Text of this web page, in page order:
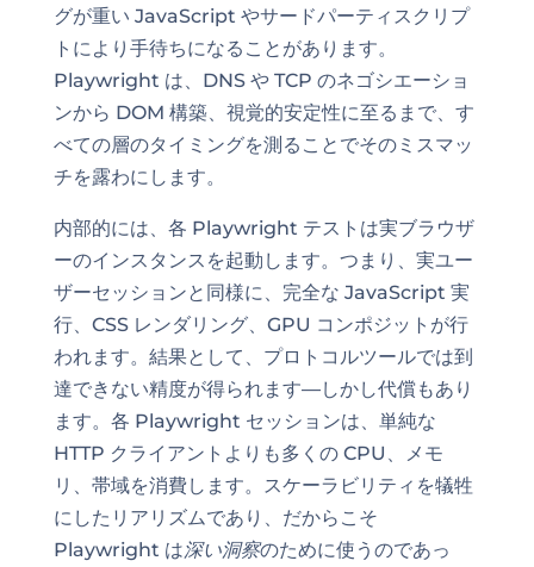
グが重い JavaScript やサードパーティスクリプ
トにより手待ちになることがあります。
Playwright は、DNS や TCP のネゴシエーショ
ンから DOM 構築、視覚的安定性に至るまで、す
べての層のタイミングを測ることでそのミスマッ
チを露わにします。
内部的には、各 Playwright テストは実ブラウザ
ーのインスタンスを起動します。つまり、実ユー
ザーセッションと同様に、完全な JavaScript 実
行、CSS レンダリング、GPU コンポジットが行
われます。結果として、プロトコルツールでは到
達できない精度が得られます—しかし代償もあり
ます。各 Playwright セッションは、単純な
HTTP クライアントよりも多くの CPU、メモ
リ、帯域を消費します。スケーラビリティを犠牲
にしたリアリズムであり、だからこそ
Playwright は深い洞察のために使うのであっ